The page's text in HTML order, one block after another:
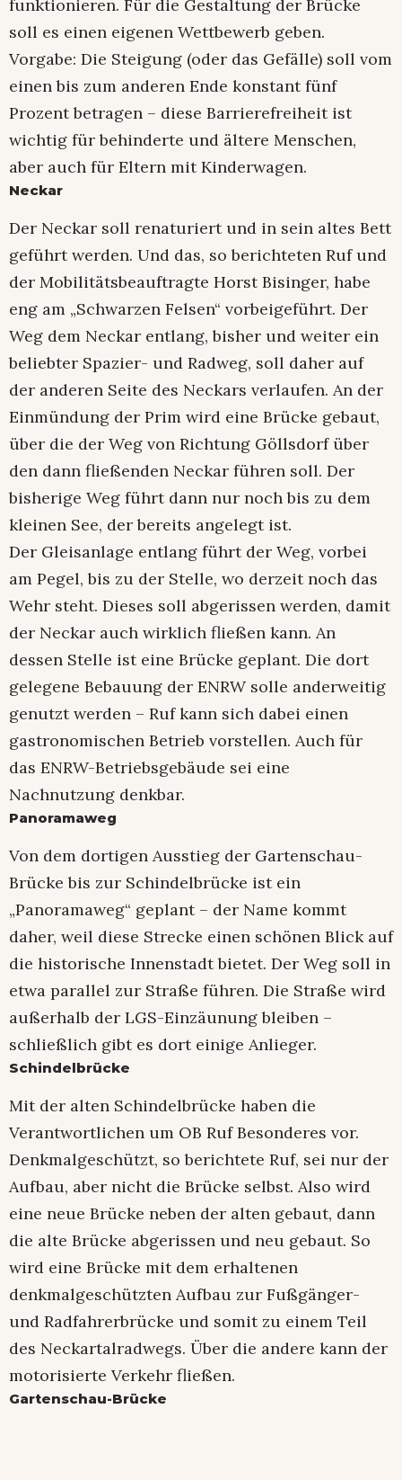
funktionieren. Für die Gestaltung der Brücke
soll es einen eigenen Wettbewerb geben.
Vorgabe: Die Steigung (oder das Gefälle) soll vom
einen bis zum anderen Ende konstant fünf
Prozent betragen – diese Barrierefreiheit ist
wichtig für behinderte und ältere Menschen,
aber auch für Eltern mit Kinderwagen.
Neckar
Der Neckar soll renaturiert und in sein altes Bett
geführt werden. Und das, so berichteten Ruf und
der Mobilitätsbeauftragte Horst Bisinger, habe
eng am „Schwarzen Felsen“ vorbeigeführt. Der
Weg dem Neckar entlang, bisher und weiter ein
beliebter Spazier- und Radweg, soll daher auf
der anderen Seite des Neckars verlaufen. An der
Einmündung der Prim wird eine Brücke gebaut,
über die der Weg von Richtung Göllsdorf über
den dann fließenden Neckar führen soll. Der
bisherige Weg führt dann nur noch bis zu dem
kleinen See, der bereits angelegt ist.
Der Gleisanlage entlang führt der Weg, vorbei
am Pegel, bis zu der Stelle, wo derzeit noch das
Wehr steht. Dieses soll abgerissen werden, damit
der Neckar auch wirklich fließen kann. An
dessen Stelle ist eine Brücke geplant. Die dort
gelegene Bebauung der ENRW solle anderweitig
genutzt werden – Ruf kann sich dabei einen
gastronomischen Betrieb vorstellen. Auch für
das ENRW-Betriebsgebäude sei eine
Nachnutzung denkbar.
Panoramaweg
Von dem dortigen Ausstieg der Gartenschau-
Brücke bis zur Schindelbrücke ist ein
„Panoramaweg“ geplant – der Name kommt
daher, weil diese Strecke einen schönen Blick auf
die historische Innenstadt bietet. Der Weg soll in
etwa parallel zur Straße führen. Die Straße wird
außerhalb der LGS-Einzäunung bleiben –
schließlich gibt es dort einige Anlieger.
Schindelbrücke
Mit der alten Schindelbrücke haben die
Verantwortlichen um OB Ruf Besonderes vor.
Denkmalgeschützt, so berichtete Ruf, sei nur der
Aufbau, aber nicht die Brücke selbst. Also wird
eine neue Brücke neben der alten gebaut, dann
die alte Brücke abgerissen und neu gebaut. So
wird eine Brücke mit dem erhaltenen
denkmalgeschützten Aufbau zur Fußgänger-
und Radfahrerbrücke und somit zu einem Teil
des Neckartalradwegs. Über die andere kann der
motorisierte Verkehr fließen.
Gartenschau-Brücke